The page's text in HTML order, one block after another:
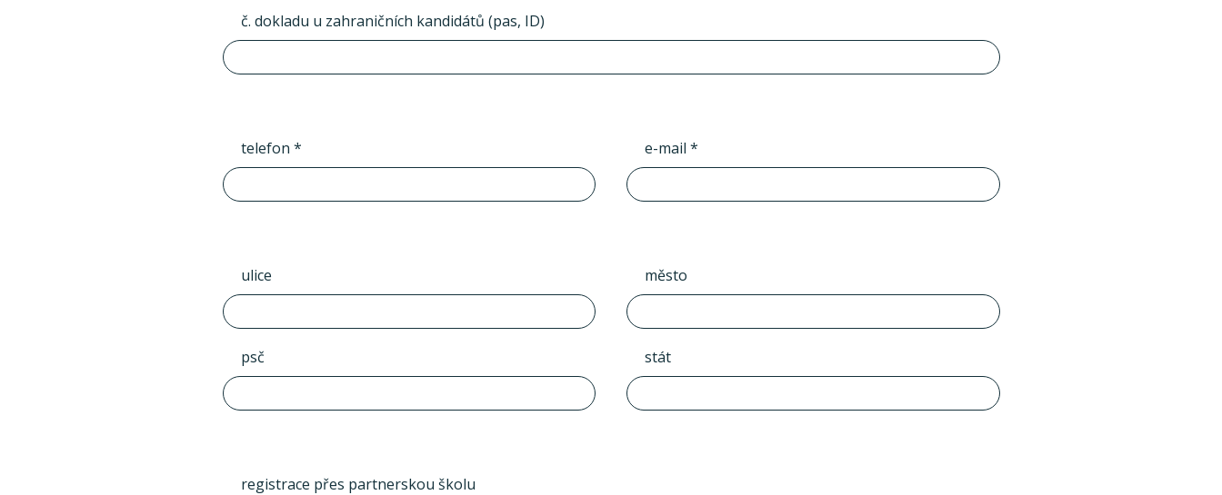
č. dokladu u zahraničních kandidátů (pas, ID)
telefon * e-mail *
ulice město
psč stát
registrace přes partnerskou školu